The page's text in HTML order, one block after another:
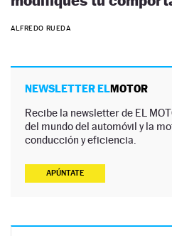
ALFREDO RUEDA
NEWSLETTER ELMOTOR
Recibe la newsletter de EL
del mundo del automóvil y la
conducción y eficiencia.
APÚNTATE